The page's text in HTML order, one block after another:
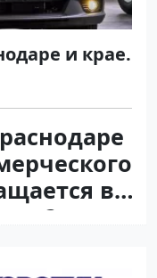
и крае.
в